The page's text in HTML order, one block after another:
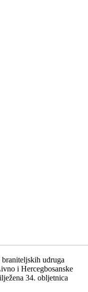
udruga
i Hercegbosanske
34. obljetnica